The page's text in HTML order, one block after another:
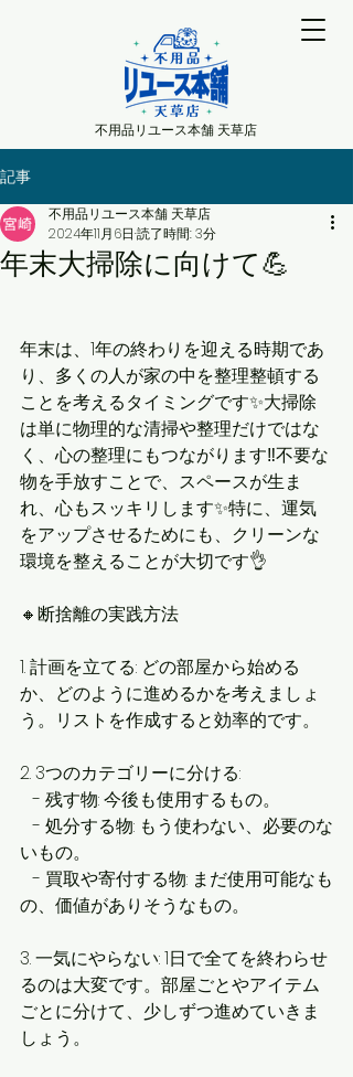
不用品リユース本舗 天草店
記事
年末大掃除に向けて💪
不用品リユース本舗 天草店
2024年11月6日 読了時間: 3分
年末は、1年の終わりを迎える時期であ
り、多くの人が家の中を整理整頓する
ことを考えるタイミングです✨大掃除
は単に物理的な清掃や整理だけではな
く、心の整理にもつながります‼️不要な
物を手放すことで、スペースが生ま
れ、心もスッキリします✨特に、運気
をアップさせるためにも、クリーンな
環境を整えることが大切です👌
🔸断捨離の実践方法
1. 計画を立てる: どの部屋から始める
か、どのように進めるかを考えましょ
う。リストを作成すると効率的です。
2. 3つのカテゴリーに分ける:
- 残す物: 今後も使用するもの。
- 処分する物: もう使わない、必要のな
いもの。
- 買取や寄付する物: まだ使用可能なも
の、価値がありそうなもの。
3. 一気にやらない: 1日で全てを終わらせ
るのは大変です。部屋ごとやアイテム
ごとに分けて、少しずつ進めていきま
しょう。